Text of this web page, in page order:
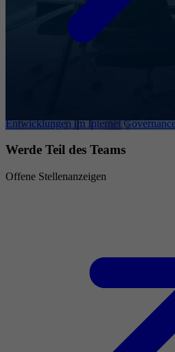
Entwicklungen im Internet
Werde Teil des Teams
Offene Stellenanzeigen